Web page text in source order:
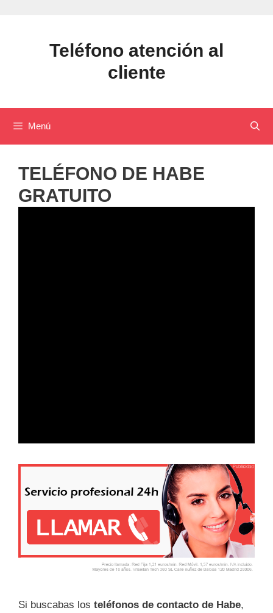
Teléfono atención al
cliente
Menú
TELÉFONO DE HABE
GRATUITO
Si buscabas los teléfonos de contacto de Habe,